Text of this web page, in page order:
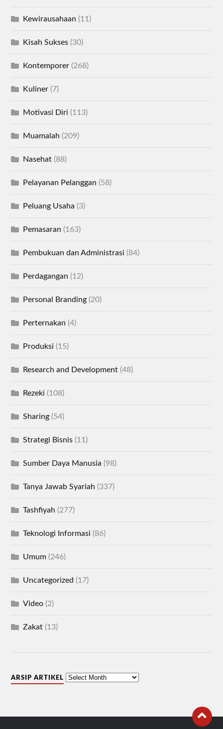
Kewirausahaan (11)
Kisah Sukses (30)
Kontemporer (268)
Kuliner (7)
Motivasi Diri (113)
Muamalah (209)
Nasehat (88)
Pelayanan Pelanggan (58)
Peluang Usaha (3)
Pemasaran (163)
Pembukuan dan Administrasi (84)
Perdagangan (12)
Personal Branding (20)
Perternakan (4)
Produksi (15)
Research and Development (48)
Rezeki (108)
Sharing (54)
Strategi Bisnis (11)
Sumber Daya Manusia (98)
Tanya Jawab Syariah (337)
Tashfiyah (277)
Teknologi Informasi (86)
Umum (246)
Uncategorized (17)
Video (2)
Zakat (13)
ARSIP ARTIKEL